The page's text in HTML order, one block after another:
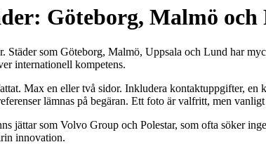
Göteborg, Malmö och
som Göteborg, Malmö, Uppsala och Lund har
internationell kompetens.
Max en eller två sidor. Inkludera kontaktuppgifter, en
lämnas på begäran. Ett foto är valfritt, men
jättar som Volvo Group och Polestar, som ofta söker
innovation.